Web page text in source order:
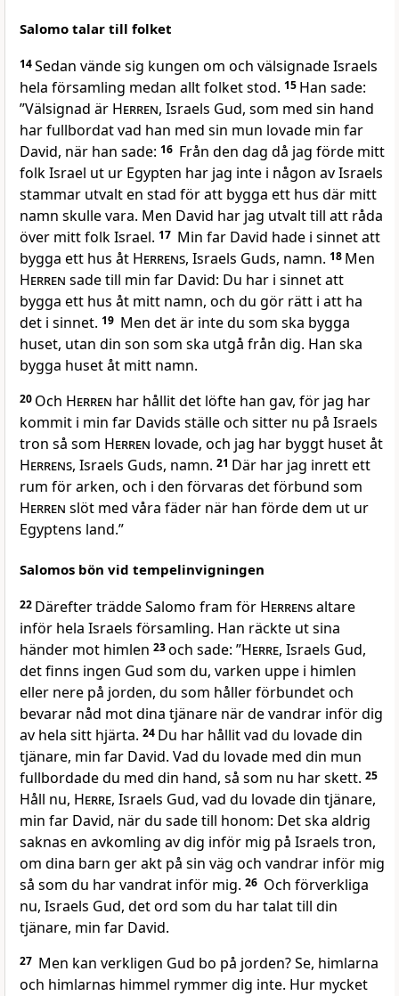
Salomo talar till folket
14Sedan vände sig kungen om och välsignade Israels
hela församling medan allt folket stod. 15 Han sade:
”Välsignad är Herren, Israels Gud, som med sin hand
har fullbordat vad han med sin mun lovade min far
David, när han sade: 16 Från den dag då jag förde mitt
folk Israel ut ur Egypten har jag inte i någon av Israels
stammar utvalt en stad för att bygga ett hus där mitt
namn skulle vara. Men David har jag utvalt till att råda
över mitt folk Israel. 17 Min far David hade i sinnet att
bygga ett hus åt Herrens, Israels Guds, namn. 18 Men
Herren sade till min far David: Du har i sinnet att
bygga ett hus åt mitt namn, och du gör rätt i att ha
det i sinnet. 19 Men det är inte du som ska bygga
huset, utan din son som ska utgå från dig. Han ska
bygga huset åt mitt namn.
20 Och Herren har hållit det löfte han gav, för jag har
kommit i min far Davids ställe och sitter nu på Israels
tron så som Herren lovade, och jag har byggt huset åt
Herrens, Israels Guds, namn. 21 Där har jag inrett ett
rum för arken, och i den förvaras det förbund som
Herren slöt med våra fäder när han förde dem ut ur
Egyptens land.”
Salomos bön vid tempelinvigningen
22 Därefter trädde Salomo fram för Herrensaltare
inför hela Israels församling. Han räckte ut sina
händer mot himlen 23och sade: ”Herre, Israels Gud,
det finns ingen Gud som du, varken uppe i himlen
eller nere på jorden, du som håller förbundet och
bevarar nåd mot dina tjänare när de vandrar inför dig
av hela sitt hjärta. 24 Du har hållit vad du lovade din
tjänare, min far David. Vad du lovade med din mun
fullbordade du med din hand, så som nu har skett. 25
Håll nu, Herre, Israels Gud, vad du lovade din tjänare,
min far David, när du sade till honom: Det ska aldrig
saknas en avkomling av dig inför mig på Israels tron,
om dina barn ger akt på sin väg och vandrar inför mig
så som du har vandrat inför mig. 26 Och förverkliga
nu, Israels Gud, det ord som du har talat till din
tjänare, min far David.
27 Men kan verkligen Gud bo på jorden? Se, himlarna
och himlarnas himmel rymmer dig inte. Hur mycket